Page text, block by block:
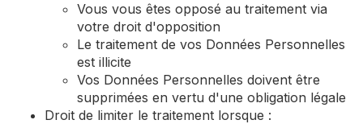
Vous vous êtes opposé au traitement via
votre droit d'opposition
Le traitement de vos Données Personnelles
est illicite
Vos Données Personnelles doivent être
supprimées en vertu d'une obligation légale
Droit de limiter le traitement lorsque :